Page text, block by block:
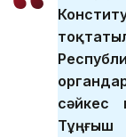
сәйкес
Тұңғыш